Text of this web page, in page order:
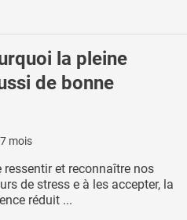
la pleine
de bonne
mois
et reconnaître nos
de stress e à les accepter, la
réduit ...